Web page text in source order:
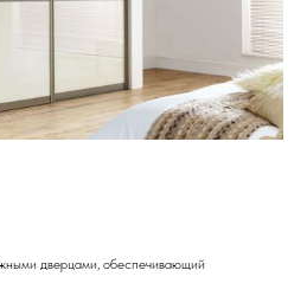
дверцами, обеспечивающий